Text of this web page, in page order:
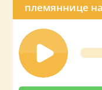
племяннице
просьбе тёти)